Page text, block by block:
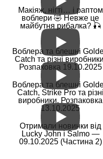
Макіяж, нігті… і раптом
воблери 🤣 Невже це
майбутня рибалка? 🎣
Воблера та блешні
Catch та різні
Розпаковка 19.10.2025
Воблера та блешні
Catch, Strike Pro та різні
виробники. Розпаковка
13.10.2025
Отримали новинки від
Lucky John і Salmo —
09.10.2025 (Частина 2)